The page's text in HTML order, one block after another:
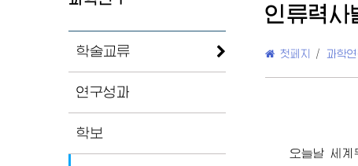
학술교류
연구성과
학보
인류력사
첫페지 / 과학
오늘날 세